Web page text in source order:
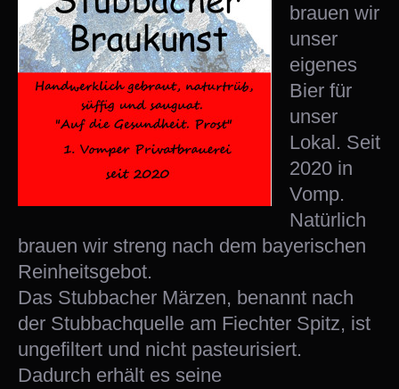
brauen wir
unser
eigenes
Bier für
unser
Lokal. Seit
2020 in
Vomp.
Natürlich
brauen wir streng nach dem bayerischen
Reinheitsgebot.
Das Stubbacher Märzen, benannt nach
der Stubbachquelle am Fiechter Spitz, ist
ungefiltert und nicht pasteurisiert.
Dadurch erhält es seine